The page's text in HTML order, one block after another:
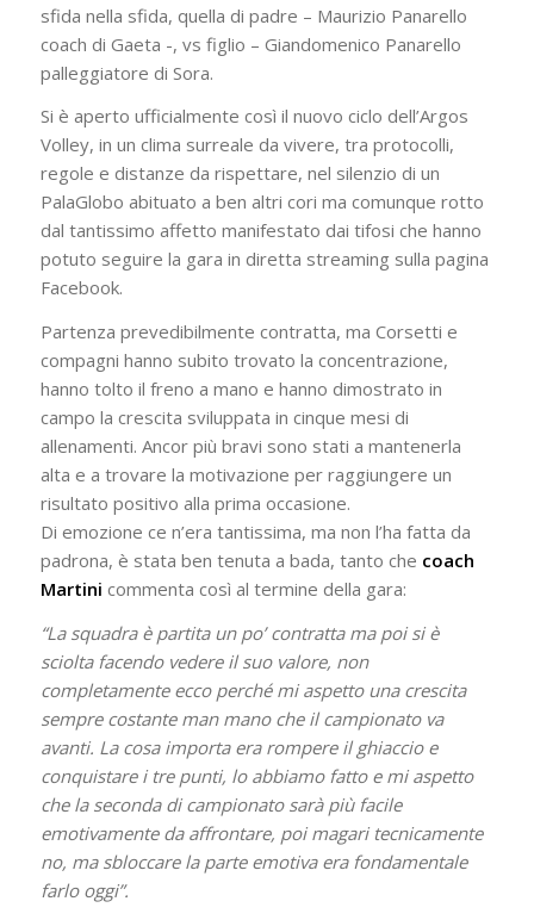
sfida nella sfida, quella di padre – Maurizio Panarello
coach di Gaeta -, vs figlio – Giandomenico Panarello
palleggiatore di Sora.
Si è aperto ufficialmente così il nuovo ciclo dell’Argos
Volley, in un clima surreale da vivere, tra protocolli,
regole e distanze da rispettare, nel silenzio di un
PalaGlobo abituato a ben altri cori ma comunque rotto
dal tantissimo affetto manifestato dai tifosi che hanno
potuto seguire la gara in diretta streaming sulla pagina
Facebook.
Partenza prevedibilmente contratta, ma Corsetti e
compagni hanno subito trovato la concentrazione,
hanno tolto il freno a mano e hanno dimostrato in
campo la crescita sviluppata in cinque mesi di
allenamenti. Ancor più bravi sono stati a mantenerla
alta e a trovare la motivazione per raggiungere un
risultato positivo alla prima occasione.
Di emozione ce n’era tantissima, ma non l’ha fatta da
padrona, è stata ben tenuta a bada, tanto che coach
Martini commenta così al termine della gara:
“La squadra è partita un po’ contratta ma poi si è
sciolta facendo vedere il suo valore, non
completamente ecco perché mi aspetto una crescita
sempre costante man mano che il campionato va
avanti. La cosa importa era rompere il ghiaccio e
conquistare i tre punti, lo abbiamo fatto e mi aspetto
che la seconda di campionato sarà più facile
emotivamente da affrontare, poi magari tecnicamente
no, ma sbloccare la parte emotiva era fondamentale
farlo oggi”.